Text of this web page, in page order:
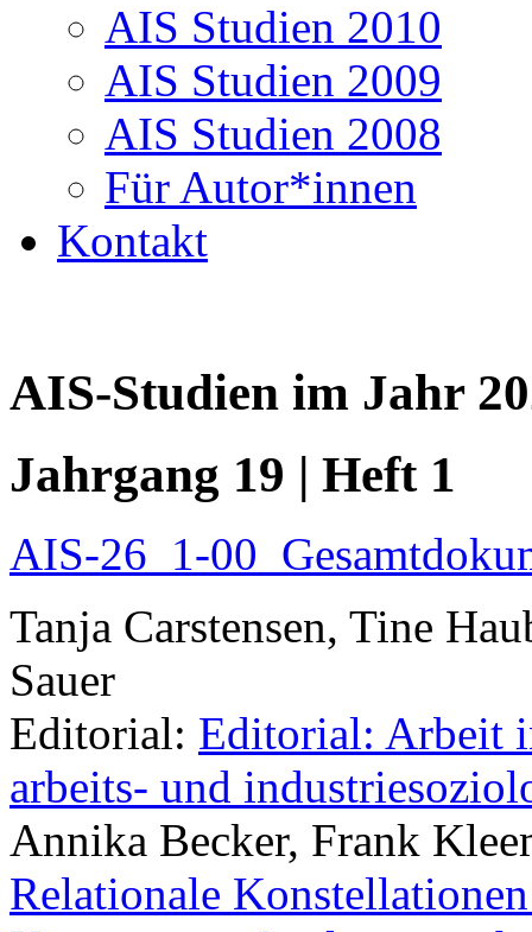
AIS Studien 2010
AIS Studien 2009
AIS Studien 2008
Für Autor*innen
Kontakt
AIS-Studien im Jahr
Jahrgang 19 | Heft 1
AIS-26_1-
Tanja Carstensen, Tine
Sauer
Editorial: Editorial: Arbeit
arbeits- und
Annika Becker, Frank
Relationale